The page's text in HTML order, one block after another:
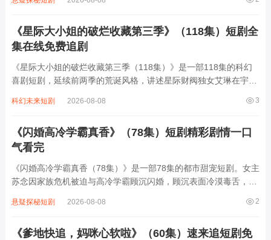
战场将军，乱世中以命相护却阴阳相隔；第三世她以妖身入世，他
《星际大小姐的破烂收藏第三季》（118集）短剧全
集在线免费追剧
《星际大小姐的破烂收藏第三季（118集）》是一部118集的科幻
喜剧短剧，延续前两季的荒诞风格，讲述星际财阀独女艾琳在宇宙
将生锈机械、过期营养液甚至外星生物的排泄物视为珍宝，为此与
3
科幻未来短剧 2026-08-08
《闪婚高冷学霸真香》（78集）短剧精彩剧情一口
气看完
《闪婚高冷学霸真香（78集）》是一部78集的都市甜宠短剧。女主
苏念因家族危机被迫与高冷学霸顾沉闪婚，顾沉表面冷漠毒舌，实
苏念的“笨手笨脚”，一边默默帮她解决职场危机、智斗极品亲戚；
2
悬疑探秘短剧 2026-08-08
《爹地快追，妈咪心软啦》（60集）速来追短剧免